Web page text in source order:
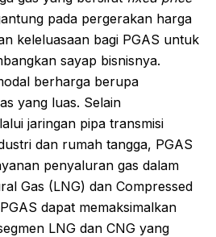
pada pergerakan harga
keleluasaan bagi PGAS untuk
sayap bisnisnya.
berharga berupa
yang luas. Selain
jaringan pipa transmisi
dan rumah tangga, PGAS
penyaluran gas dalam
Gas (LNG) dan Compressed
dapat memaksimalkan
LNG dan CNG yang